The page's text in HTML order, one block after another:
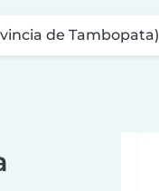
de Tambopata)